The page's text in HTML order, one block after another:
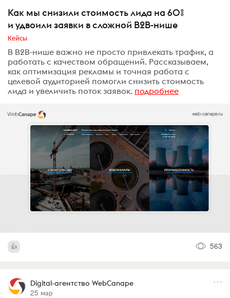
Как мы снизили стоимость лида на 60%
и удвоили заявки в сложной B2B-нише
Кейсы
В B2B-нише важно не просто привлекать трафик, а
работать с качеством обращений. Рассказываем,
как оптимизация рекламы и точная работа с
целевой аудиторией помогли снизить стоимость
лида и увеличить поток заявок. подробнее
563
Digital-агентство WebCanape
25 мар